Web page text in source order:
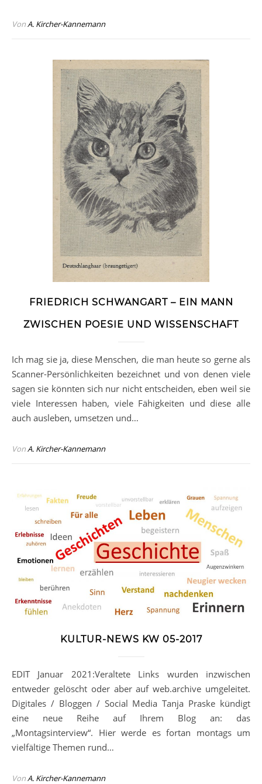
VonA. Kircher-Kannemann
FRIEDRICH SCHWANGART – EIN MANN
ZWISCHEN POESIE UND WISSENSCHAFT
Ich mag sie ja, diese Menschen, die man heute so gerne als
Scanner-Persönlichkeiten bezeichnet und von denen viele
sagen sie könnten sich nur nicht entscheiden, eben weil sie
viele Interessen haben, viele Fähigkeiten und diese alle
auch ausleben, umsetzen und…
VonA. Kircher-Kannemann
KULTUR-NEWS KW 05-2017
EDIT Januar 2021:Veraltete Links wurden inzwischen
entweder gelöscht oder aber auf web.archive umgeleitet.
Digitales / Bloggen / Social Media Tanja Praske kündigt
eine neue Reihe auf Ihrem Blog an: das
„Montagsinterview“. Hier werde es fortan montags um
vielfältige Themen rund…
VonA. Kircher-Kannemann